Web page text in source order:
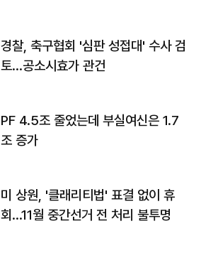
경찰, 축구협회 '심판 성접대' 수사 검
토…공소시효가 관건
PF 4.5조 줄었는데 부실여신은 1.7
조 증가
미 상원, '클래리티법' 표결 없이 휴
회…11월 중간선거 전 처리 불투명